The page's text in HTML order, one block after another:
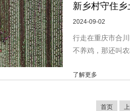
新乡村守住乡
2024-09-02
行走在重庆市合
不养鸡，那还叫
了解更多
首页